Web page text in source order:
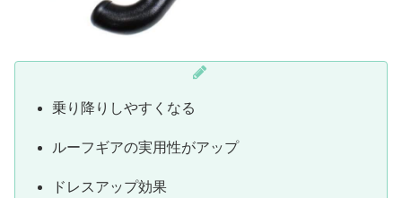
乗り降りしやすくなる
ルーフギアの実用性がアップ
ドレスアップ効果